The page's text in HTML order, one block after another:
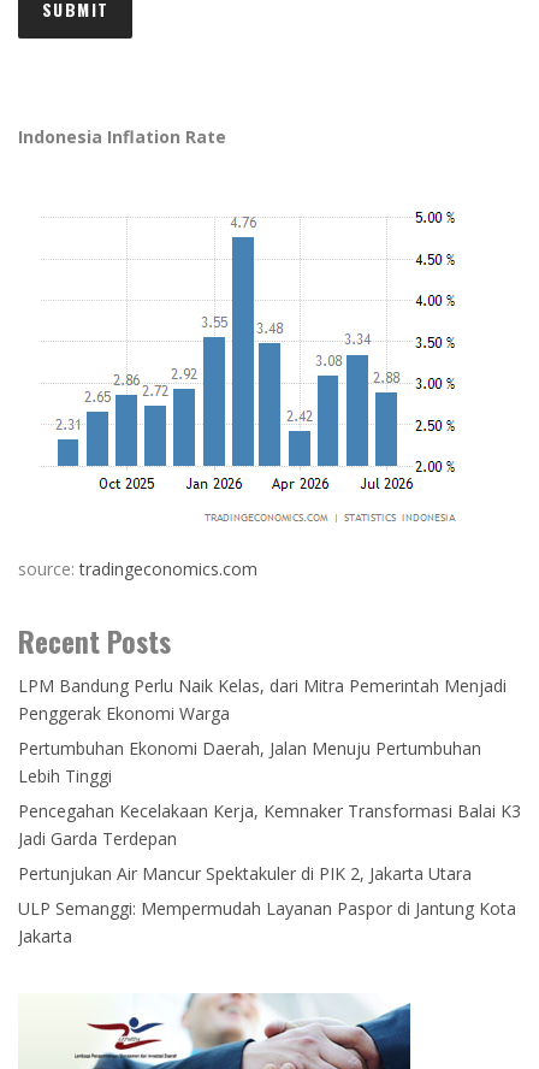
Indonesia Inflation Rate
source:tradingeconomics.com
Recent Posts
LPM Bandung Perlu Naik Kelas, dari Mitra Pemerintah Menjadi
Penggerak Ekonomi Warga
Pertumbuhan Ekonomi Daerah, Jalan Menuju Pertumbuhan
Lebih Tinggi
Pencegahan Kecelakaan Kerja, Kemnaker Transformasi Balai K3
Jadi Garda Terdepan
Pertunjukan Air Mancur Spektakuler di PIK 2, Jakarta Utara
ULP Semanggi: Mempermudah Layanan Paspor di Jantung Kota
Jakarta